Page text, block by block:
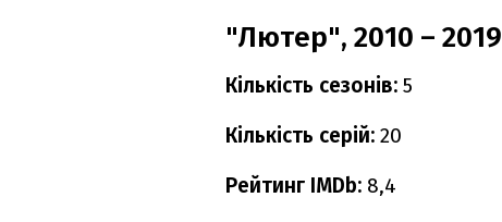
"Лютер", 2010 – 2019
Кількість сезонів: 5
Кількість серій: 20
Рейтинг IMDb: 8,4